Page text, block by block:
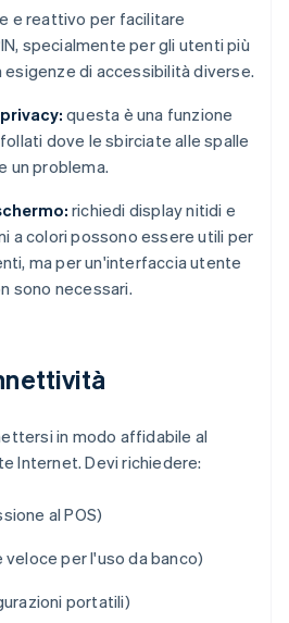
e reattivo per facilitare
specialmente per gli utenti più
esigenze di accessibilità diverse.
questa è una funzione
dove le sbirciate alle spalle
un problema.
richiedi display nitidi e
a colori possono essere utili per
ma per un'interfaccia utente
sono necessari.
in modo affidabile al
Internet. Devi richiedere:
al POS)
per l'uso da banco)
portatili)